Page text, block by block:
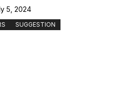
5, 2024
SUGGESTION